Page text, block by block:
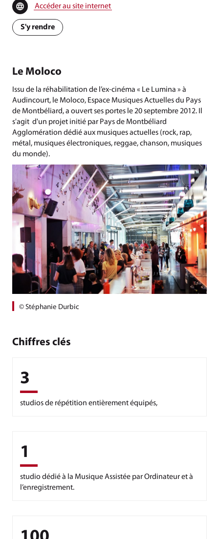
Accéder au site internet
S'y rendre
Le Moloco
Issu de la réhabilitation de l’ex-cinéma « Le Lumina » à
Audincourt, le Moloco, Espace Musiques Actuelles du Pays
de Montbéliard, a ouvert ses portes le 20 septembre 2012. Il
s'agit d'un projet initié par Pays de Montbéliard
Agglomération dédié aux musiques actuelles (rock, rap,
métal, musiques électroniques, reggae, chanson, musiques
du monde).
© Stéphanie Durbic
Chiffres clés
3
studios de répétition entièrement équipés,
1
studio dédié à la Musique Assistée par Ordinateur et à
l’enregistrement.